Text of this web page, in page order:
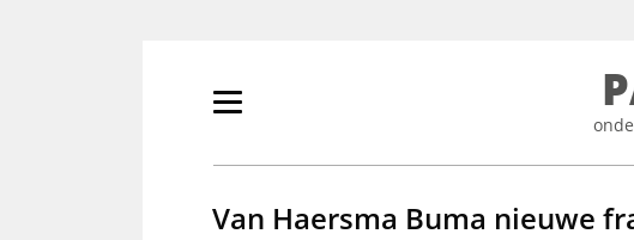
Primair
tonen/verbergen
Van Haersma Buma nieuwe